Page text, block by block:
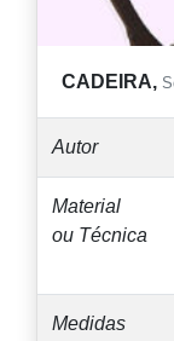
CADEIRA,
Autor
Material
ou Técnica
Medidas